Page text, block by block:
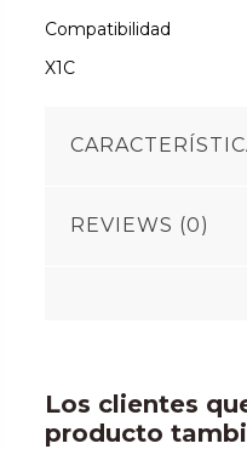
Compatibilidad
X1C
REVIEWS (0)
Los clientes
producto